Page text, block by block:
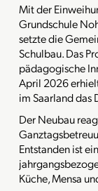
Mit der
Grundschule
setzte die
Schulbau. Das
pädagogische
April 2026
im Saarland
Der Neubau
Entstanden ist
Küche, Mensa